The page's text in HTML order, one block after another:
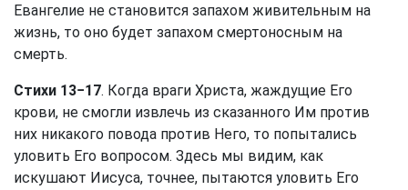
Евангелие не становится запахом живительным на
жизнь, то оно будет запахом смертоносным на
смерть.
Стихи 13−17. Когда враги Христа, жаждущие Его
крови, не смогли извлечь из сказанного Им против
них никакого повода против Него, то попытались
уловить Его вопросом. Здесь мы видим, как
искушают Иисуса, точнее, пытаются уловить Его